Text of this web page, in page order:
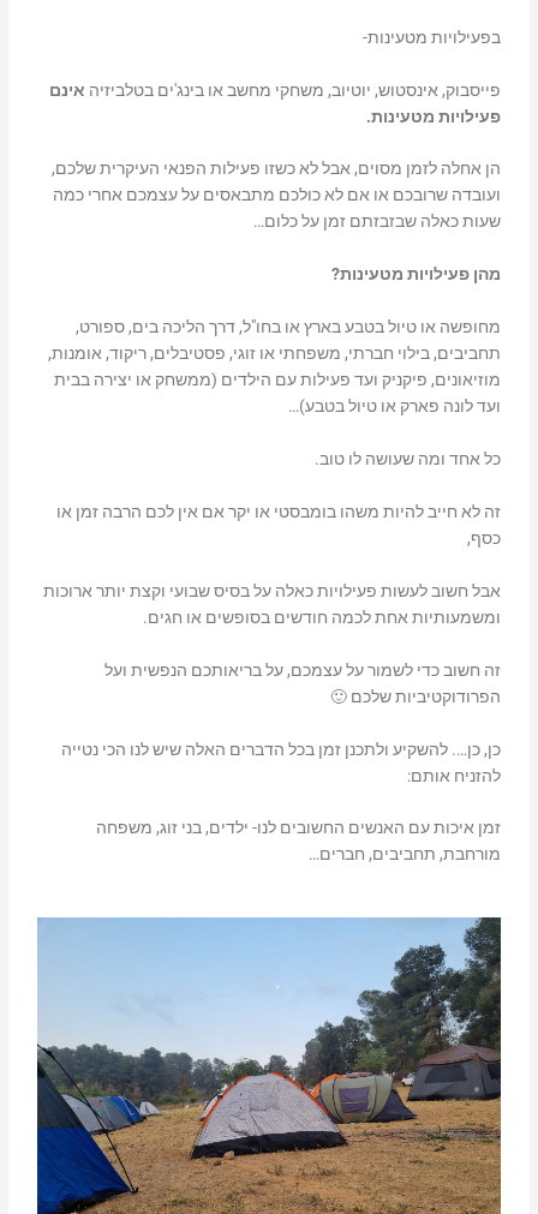
בפעילויות מטעינות-
פייסבוק, אינסטוש, יוטיוב, משחקי מחשב או בינג'ים בטלביזיה אינם
פעילויות מטעינות.
הן אחלה לזמן מסוים, אבל לא כשזו פעילות הפנאי העיקרית שלכם,
ועובדה שרובכם או אם לא כולכם מתבאסים על עצמכם אחרי כמה
שעות כאלה שבזבזתם זמן על כלום…
מהן פעילויות מטעינות?
מחופשה או טיול בטבע בארץ או בחו"ל, דרך הליכה בים, ספורט,
תחביבים, בילוי חברתי, משפחתי או זוגי, פסטיבלים, ריקוד, אומנות,
מוזיאונים, פיקניק ועד פעילות עם הילדים (ממשחק או יצירה בבית
ועד לונה פארק או טיול בטבע)…
כל אחד ומה שעושה לו טוב.
זה לא חייב להיות משהו בומבסטי או יקר אם אין לכם הרבה זמן או
כסף,
אבל חשוב לעשות פעילויות כאלה על בסיס שבועי וקצת יותר ארוכות
ומשמעותיות אחת לכמה חודשים בסופשים או חגים.
זה חשוב כדי לשמור על עצמכם, על בריאותכם הנפשית ועל
הפרודוקטיביות שלכם 🙂
כן, כן…. להשקיע ולתכנן זמן בכל הדברים האלה שיש לנו הכי נטייה
להזניח אותם:
זמן איכות עם האנשים החשובים לנו- ילדים, בני זוג, משפחה
מורחבת, תחביבים, חברים…